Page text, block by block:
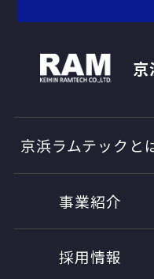
京
京浜ラムテックと
事業紹介
採用情報